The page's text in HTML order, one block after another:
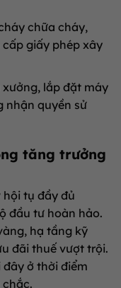
chữa cháy,
giấy phép xây
lắp đặt máy
nhận quyền sử
tăng trưởng
hội tụ đầy đủ
đầu tư hoàn hảo.
hạ tầng kỹ
đãi thuế vượt trội.
ở thời điểm
chắc.